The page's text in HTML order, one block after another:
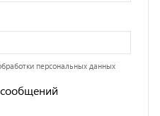
персональных данных